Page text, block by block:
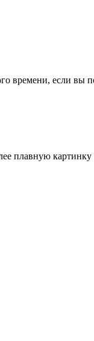
времени, если вы
плавную картинку